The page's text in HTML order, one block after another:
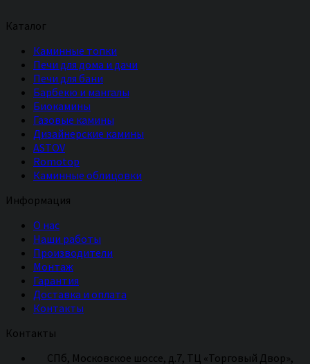
Каталог
Каминные топки
Печи для дома и дачи
Печи для бани
Барбекю и мангалы
Биокамины
Газовые камины
Дизайнерские камины
ASTOV
Romotop
Каминные облицовки
Информация
О нас
Наши работы
Производители
Монтаж
Гарантия
Доставка и оплата
Контакты
Контакты
СПб, Московское шоссе, д.7, ТЦ «Торговый Двор»,